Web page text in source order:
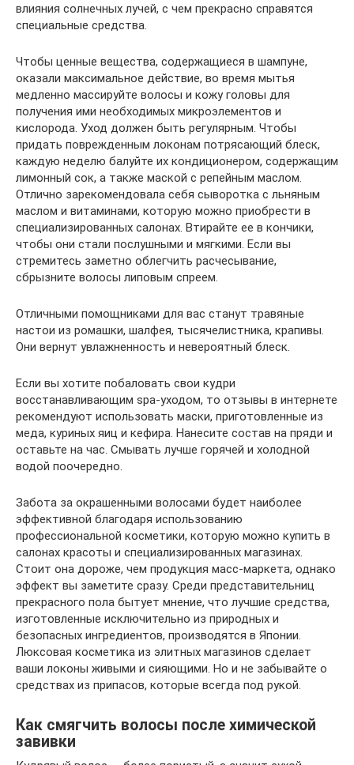
влияния солнечных лучей, с чем прекрасно справятся
специальные средства.
Чтобы ценные вещества, содержащиеся в шампуне,
оказали максимальное действие, во время мытья
медленно массируйте волосы и кожу головы для
получения ими необходимых микроэлементов и
кислорода. Уход должен быть регулярным. Чтобы
придать поврежденным локонам потрясающий блеск,
каждую неделю балуйте их кондиционером, содержащим
лимонный сок, а также маской с репейным маслом.
Отлично зарекомендовала себя сыворотка с льняным
маслом и витаминами, которую можно приобрести в
специализированных салонах. Втирайте ее в кончики,
чтобы они стали послушными и мягкими. Если вы
стремитесь заметно облегчить расчесывание,
сбрызните волосы липовым спреем.
Отличными помощниками для вас станут травяные
настои из ромашки, шалфея, тысячелистника, крапивы.
Они вернут увлажненность и невероятный блеск.
Если вы хотите побаловать свои кудри
восстанавливающим spa-уходом, то отзывы в интернете
рекомендуют использовать маски, приготовленные из
меда, куриных яиц и кефира. Нанесите состав на пряди и
оставьте на час. Смывать лучше горячей и холодной
водой поочередно.
Забота за окрашенными волосами будет наиболее
эффективной благодаря использованию
профессиональной косметики, которую можно купить в
салонах красоты и специализированных магазинах.
Стоит она дороже, чем продукция масс-маркета, однако
эффект вы заметите сразу. Среди представительниц
прекрасного пола бытует мнение, что лучшие средства,
изготовленные исключительно из природных и
безопасных ингредиентов, производятся в Японии.
Люксовая косметика из элитных магазинов сделает
ваши локоны живыми и сияющими. Но и не забывайте о
средствах из припасов, которые всегда под рукой.
Как смягчить волосы после химической
завивки